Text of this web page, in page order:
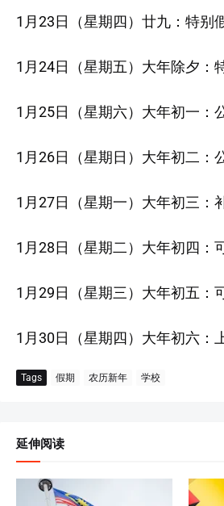
1月23日（星期四）廿九：特别
1月24日（星期五）大年除夕：
1月25日（星期六）大年初一：
1月26日（星期日）大年初二：
1月27日（星期一）大年初三：
1月28日（星期二）大年初四：
1月29日（星期三）大年初五：
1月30日（星期四）大年初六：
Tags 假期 农历新年 学校
延伸阅读